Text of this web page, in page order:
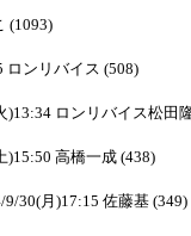
(1093)
ロンリバイス (508)
)13:34 ロンリバイス松田
)15:50 高橋一成 (438)
9/30(月)17:15 佐藤基 (349)